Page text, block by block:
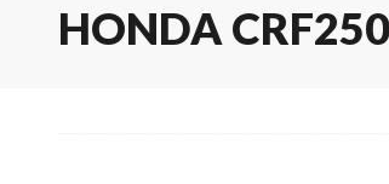
HONDA